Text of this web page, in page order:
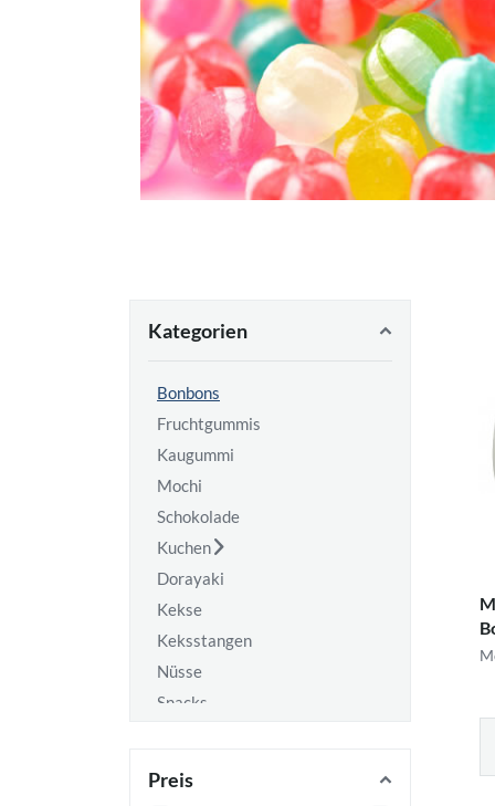
Kategorien
Bonbons
Fruchtgummis
Kaugummi
Mochi
Schokolade
Kuchen
Dorayaki
Kekse
Keksstangen
Nüsse
Snacks
Preis